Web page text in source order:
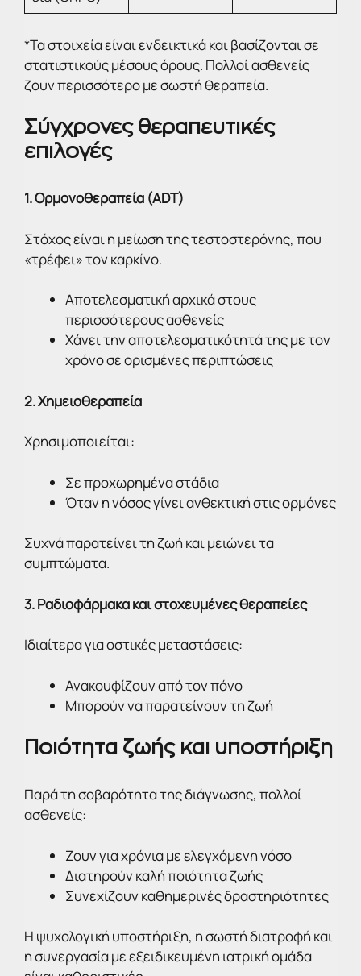
*Τα στοιχεία είναι ενδεικτικά και βασίζονται σε
στατιστικούς μέσους όρους. Πολλοί ασθενείς
ζουν περισσότερο με σωστή θεραπεία.
Σύγχρονες θεραπευτικές
επιλογές
1. Ορμονοθεραπεία (ADT)
Στόχος είναι η μείωση της τεστοστερόνης, που
«τρέφει» τον καρκίνο.
Αποτελεσματική αρχικά στους
περισσότερους ασθενείς
Χάνει την αποτελεσματικότητά της με τον
χρόνο σε ορισμένες περιπτώσεις
2. Χημειοθεραπεία
Χρησιμοποιείται:
Σε προχωρημένα στάδια
Όταν η νόσος γίνει ανθεκτική στις ορμόνες
Συχνά παρατείνει τη ζωή και μειώνει τα
συμπτώματα.
3. Ραδιοφάρμακα και στοχευμένες θεραπείες
Ιδιαίτερα για οστικές μεταστάσεις:
Ανακουφίζουν από τον πόνο
Μπορούν να παρατείνουν τη ζωή
Ποιότητα ζωής και υποστήριξη
Παρά τη σοβαρότητα της διάγνωσης, πολλοί
ασθενείς:
Ζουν για χρόνια με ελεγχόμενη νόσο
Διατηρούν καλή ποιότητα ζωής
Συνεχίζουν καθημερινές δραστηριότητες
Η ψυχολογική υποστήριξη, η σωστή διατροφή και
η συνεργασία με εξειδικευμένη ιατρική ομάδα